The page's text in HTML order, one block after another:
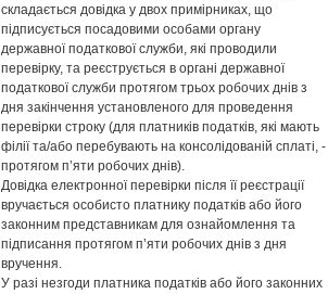
складається довідка у двох примірниках, що
підписується посадовими особами органу
державної податкової служби, які проводили
перевірку, та реєструється в органі державної
податкової служби протягом трьох робочих днів з
дня закінчення установленого для проведення
перевірки строку (для платників податків, які мають
філії та/або перебувають на консолідованій сплаті, -
протягом п’яти робочих днів).
Довідка електронної перевірки після її реєстрації
вручається особисто платнику податків або його
законним представникам для ознайомлення та
підписання протягом п’яти робочих днів з дня
вручення.
У разі незгоди платника податків або його законних